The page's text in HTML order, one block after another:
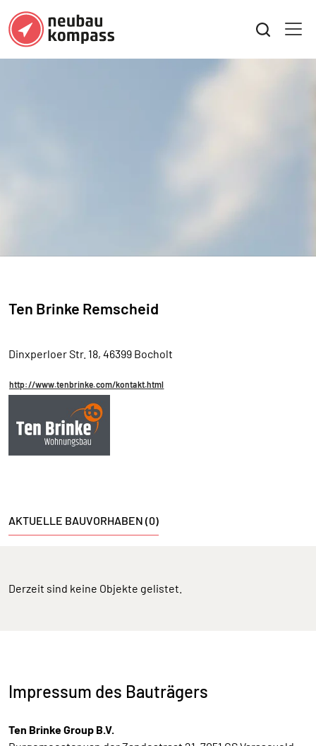
Ten Brinke Remscheid
Dinxperloer Str. 18, 46399 Bocholt
http://www.tenbrinke.com/kontakt.html
AKTUELLE BAUVORHABEN (0)
Derzeit sind keine Objekte gelistet.
Impressum des Bauträgers
Ten Brinke Group B.V.